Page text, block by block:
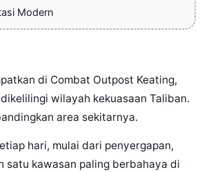
Modern
di Combat Outpost Keating,
wilayah kekuasaan Taliban.
area sekitarnya.
hari, mulai dari penyergapan,
satu kawasan paling berbahaya di